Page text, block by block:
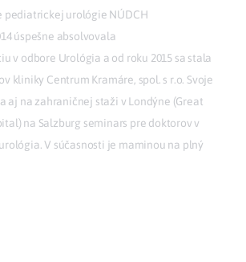
pediatrickej urológie NÚDCH
úspešne absolvovala
v odbore Urológia a od roku 2015 sa stala
kliniky Centrum Kramáre, spol. s r.o. Svoje
aj na zahraničnej staži v Londýne (Great
na Salzburg seminars pre doktorov v
V súčasnosti je maminou na plný